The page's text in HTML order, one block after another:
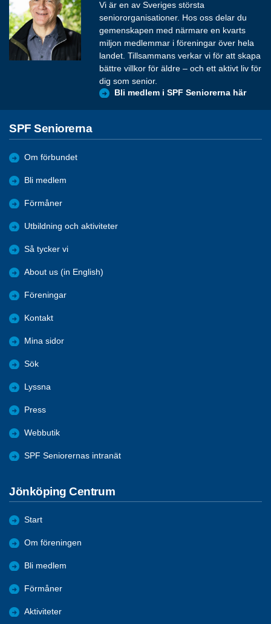
Vi är en av Sveriges största
seniororganisationer. Hos oss delar du
gemenskapen med närmare en kvarts
miljon medlemmar i föreningar över hela
landet. Tillsammans verkar vi för att skapa
bättre villkor för äldre – och ett aktivt liv för
dig som senior.
Bli medlem i SPF Seniorerna här
SPF Seniorerna
Om förbundet
Bli medlem
Förmåner
Utbildning och aktiviteter
Så tycker vi
About us (in English)
Föreningar
Kontakt
Mina sidor
Sök
Lyssna
Press
Webbutik
SPF Seniorernas intranät
Jönköping Centrum
Start
Om föreningen
Bli medlem
Förmåner
Aktiviteter